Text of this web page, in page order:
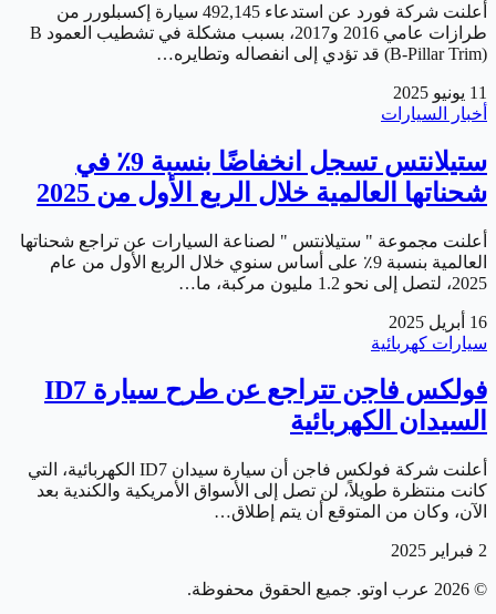
أعلنت شركة فورد عن استدعاء 492,145 سيارة إكسبلورر من
طرازات عامي 2016 و2017، بسبب مشكلة في تشطيب العمود B
(B-Pillar Trim) قد تؤدي إلى انفصاله وتطايره…
11 يونيو 2025
أخبار السيارات
ستيلانتس تسجل انخفاضًا بنسبة 9٪ في
شحناتها العالمية خلال الربع الأول من 2025
أعلنت مجموعة " ستيلانتس " لصناعة السيارات عن تراجع شحناتها
العالمية بنسبة 9٪ على أساس سنوي خلال الربع الأول من عام
2025، لتصل إلى نحو 1.2 مليون مركبة، ما…
16 أبريل 2025
سيارات كهربائية
فولكس فاجن تتراجع عن طرح سيارة ID7
السيدان الكهربائية
أعلنت شركة فولكس فاجن أن سيارة سيدان ID7 الكهربائية، التي
كانت منتظرة طويلاً، لن تصل إلى الأسواق الأمريكية والكندية بعد
الآن، وكان من المتوقع أن يتم إطلاق…
2 فبراير 2025
©
2026 عرب اوتو. جميع الحقوق محفوظة.